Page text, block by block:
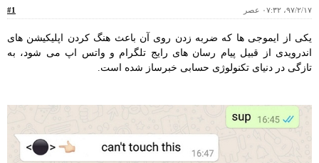
#1 ۹۷/۲/۱۷، ۰۷:۳۲ عصر
یکی از ایموجی ها که ضربه زدن روی آن باعث هنگ کردن اپلیکیشن های
اندرویدی از قبیل پیام رسان های رایج تلگرام و واتس اپ می شود، به
تازگی در دنیای تکنولوژی حسابی خبرساز شده است.